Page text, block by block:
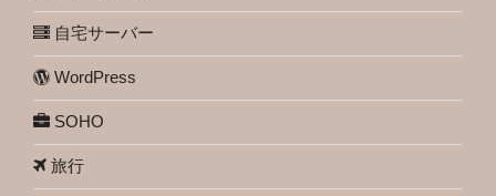
自宅サーバー
WordPress
SOHO
旅行